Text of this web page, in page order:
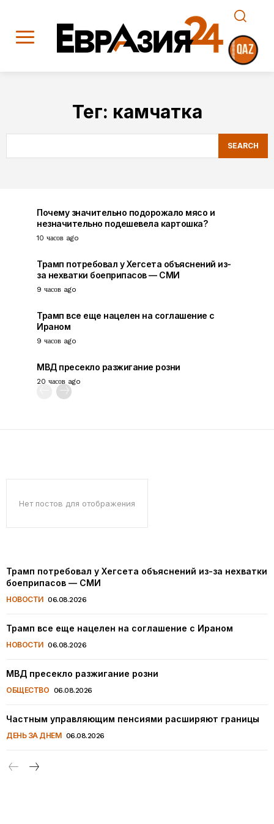
Тег: камчатка
SEARCH
Почему значительно подорожало мясо и
незначительно подешевела картошка?
10 часов ago
Трамп потребовал у Хегсета объяснений из-
за нехватки боеприпасов — СМИ
9 часов ago
Трамп все еще нацелен на соглашение с
Ираном
9 часов ago
МВД пресекло разжигание розни
20 часов ago
Нет постов для отображения
Трамп потребовал у Хегсета объяснений из-за нехватки
боеприпасов — СМИ
НОВОСТИ 06.08.2026
Трамп все еще нацелен на соглашение с Ираном
НОВОСТИ 06.08.2026
МВД пресекло разжигание розни
ОБЩЕСТВО 06.08.2026
Частным управляющим пенсиями расширяют границы
ДЕНЬ ЗА ДНЕМ 06.08.2026